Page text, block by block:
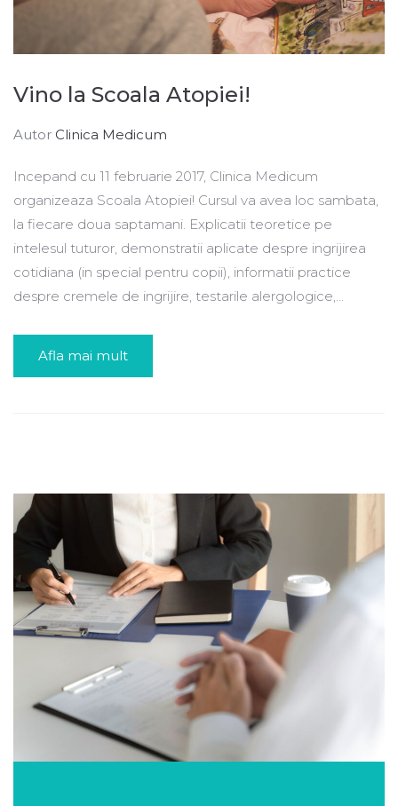
Vino la Scoala Atopiei!
Autor Clinica Medicum
Incepand cu 11 februarie 2017, Clinica Medicum
organizeaza Scoala Atopiei! Cursul va avea loc sambata,
la fiecare doua saptamani. Explicatii teoretice pe
intelesul tuturor, demonstratii aplicate despre ingrijirea
cotidiana (in special pentru copii), informatii practice
despre cremele de ingrijire, testarile alergologice,...
Afla mai mult